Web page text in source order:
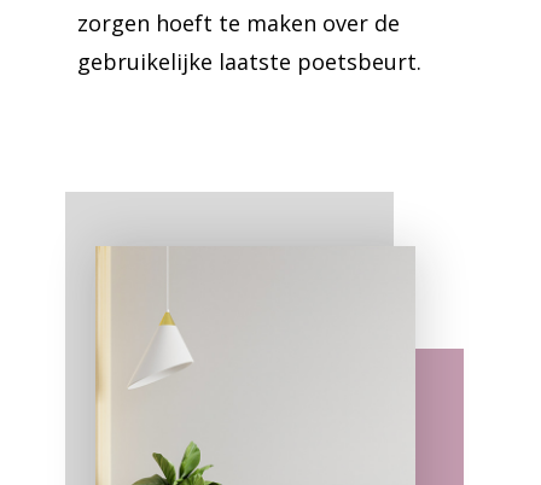
zorgen hoeft te maken over de
gebruikelijke laatste poetsbeurt.